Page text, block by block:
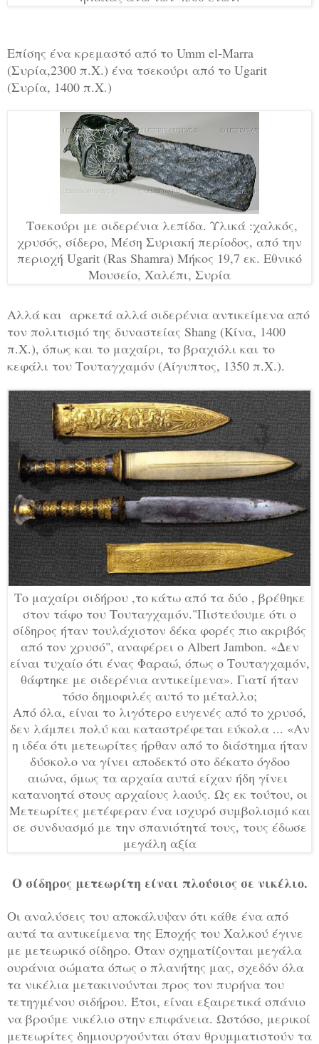
Επίσης ένα κρεμαστό από το Umm el-Marra
(Συρία,2300 π.Χ.) ένα τσεκούρι από το Ugarit
(Συρία, 1400 π.Χ.)
Τσεκούρι με σιδερένια λεπίδα. Υλικά :χαλκός,
χρυσός, σίδερο, Μέση Συριακή περίοδος, από την
περιοχή Ugarit (Ras Shamra) Μήκος 19,7 εκ. Εθνικό
Μουσείο, Χαλέπι, Συρία
Αλλά και αρκετά αλλά σιδερένια αντικείμενα από
τον πολιτισμό της δυναστείας Shang (Κίνα, 1400
π.Χ.), όπως και το μαχαίρι, το βραχιόλι και το
κεφάλι του Τουταγχαμόν (Αίγυπτος, 1350 π.Χ.).
Το μαχαίρι σιδήρου ,το κάτω από τα δύο , βρέθηκε
στον τάφο του Τουταγχαμόν."Πιστεύουμε ότι ο
σίδηρος ήταν τουλάχιστον δέκα φορές πιο ακριβός
από τον χρυσό", αναφέρει ο Albert Jambon. «Δεν
είναι τυχαίο ότι ένας Φαραώ, όπως ο Τουταγχαμόν,
θάφτηκε με σιδερένια αντικείμενα». Γιατί ήταν
τόσο δημοφιλές αυτό το μέταλλο;
Από όλα, είναι το λιγότερο ευγενές από το χρυσό,
δεν λάμπει πολύ και καταστρέφεται εύκολα ... «Αν
η ιδέα ότι μετεωρίτες ήρθαν από το διάστημα ήταν
δύσκολο να γίνει αποδεκτό στο δέκατο όγδοο
αιώνα, όμως τα αρχαία αυτά είχαν ήδη γίνει
κατανοητά στους αρχαίους λαούς. Ως εκ τούτου, οι
Μετεωρίτες μετέφεραν ένα ισχυρό συμβολισμό και
σε συνδυασμό με την σπανιότητά τους, τους έδωσε
μεγάλη αξία
Ο σίδηρος μετεωρίτη είναι πλούσιος σε νικέλιο.
Οι αναλύσεις του αποκάλυψαν ότι κάθε ένα από
αυτά τα αντικείμενα της Εποχής του Χαλκού έγινε
με μετεωρικό σίδηρο. Όταν σχηματίζονται μεγάλα
ουράνια σώματα όπως ο πλανήτης μας, σχεδόν όλα
τα νικέλια μετακινούνται προς τον πυρήνα του
τετηγμένου σιδήρου. Έτσι, είναι εξαιρετικά σπάνιο
να βρούμε νικέλιο στην επιφάνεια. Ωστόσο, μερικοί
μετεωρίτες δημιουργούνται όταν θρυμματιστούν τα